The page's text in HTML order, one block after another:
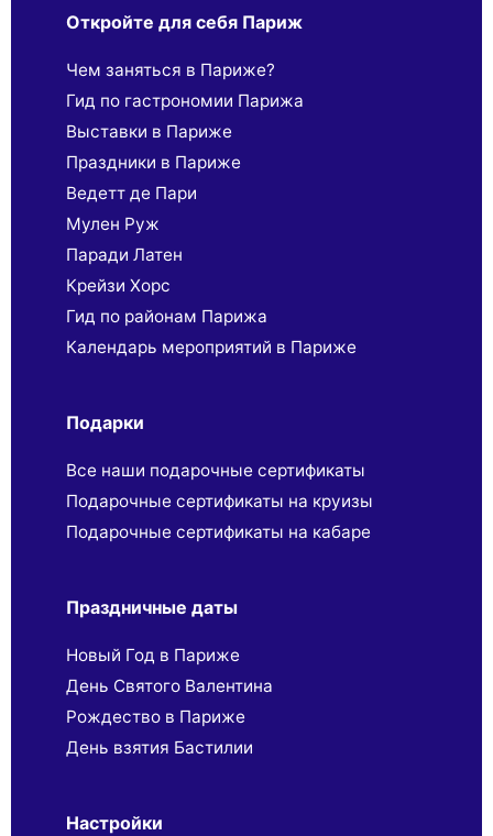
Откройте для себя Париж
Чем заняться в Париже?
Гид по гастрономии Парижа
Выставки в Париже
Праздники в Париже
Ведетт де Пари
Мулен Руж
Паради Латен
Крейзи Хорс
Гид по районам Парижа
Календарь мероприятий в Париже
Подарки
Все наши подарочные сертификаты
Подарочные сертификаты на круизы
Подарочные сертификаты на кабаре
Праздничные даты
Новый Год в Париже
День Святого Валентина
Рождество в Париже
День взятия Бастилии
Настройки